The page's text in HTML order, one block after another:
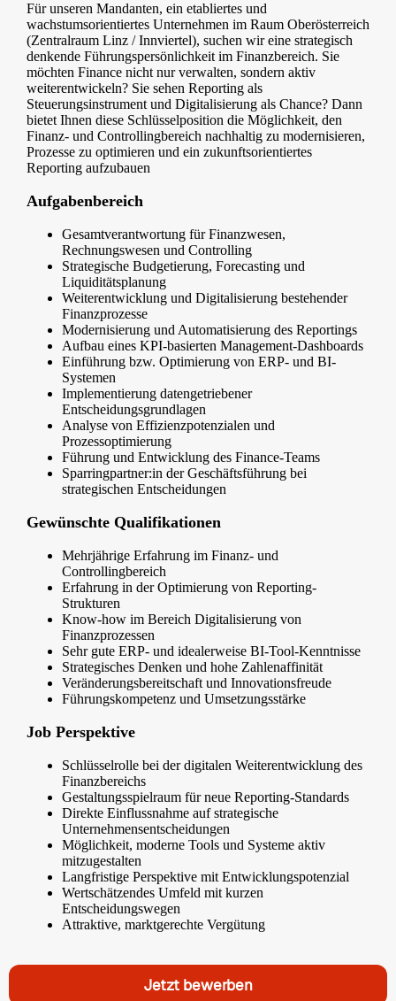
Für unseren Mandanten, ein etabliertes und
wachstumsorientiertes Unternehmen im Raum Oberösterreich
(Zentralraum Linz / Innviertel), suchen wir eine strategisch
denkende Führungspersönlichkeit im Finanzbereich. Sie
möchten Finance nicht nur verwalten, sondern aktiv
weiterentwickeln? Sie sehen Reporting als
Steuerungsinstrument und Digitalisierung als Chance? Dann
bietet Ihnen diese Schlüsselposition die Möglichkeit, den
Finanz- und Controllingbereich nachhaltig zu modernisieren,
Prozesse zu optimieren und ein zukunftsorientiertes
Reporting aufzubauen
Aufgabenbereich
Gesamtverantwortung für Finanzwesen,
Rechnungswesen und Controlling
Strategische Budgetierung, Forecasting und
Liquiditätsplanung
Weiterentwicklung und Digitalisierung bestehender
Finanzprozesse
Modernisierung und Automatisierung des Reportings
Aufbau eines KPI-basierten Management-Dashboards
Einführung bzw. Optimierung von ERP- und BI-
Systemen
Implementierung datengetriebener
Entscheidungsgrundlagen
Analyse von Effizienzpotenzialen und
Prozessoptimierung
Führung und Entwicklung des Finance-Teams
Sparringpartner:in der Geschäftsführung bei
strategischen Entscheidungen
Gewünschte Qualifikationen
Mehrjährige Erfahrung im Finanz- und
Controllingbereich
Erfahrung in der Optimierung von Reporting-
Strukturen
Know-how im Bereich Digitalisierung von
Finanzprozessen
Sehr gute ERP- und idealerweise BI-Tool-Kenntnisse
Strategisches Denken und hohe Zahlenaffinität
Veränderungsbereitschaft und Innovationsfreude
Führungskompetenz und Umsetzungsstärke
Job Perspektive
Schlüsselrolle bei der digitalen Weiterentwicklung des
Finanzbereichs
Gestaltungsspielraum für neue Reporting-Standards
Direkte Einflussnahme auf strategische
Unternehmensentscheidungen
Möglichkeit, moderne Tools und Systeme aktiv
mitzugestalten
Langfristige Perspektive mit Entwicklungspotenzial
Wertschätzendes Umfeld mit kurzen
Entscheidungswegen
Attraktive, marktgerechte Vergütung
Jetzt bewerben